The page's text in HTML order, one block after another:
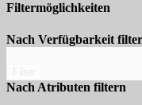
Filtermöglichkeiten
Nach Verfügbarkeit
Nach Atributen filtern